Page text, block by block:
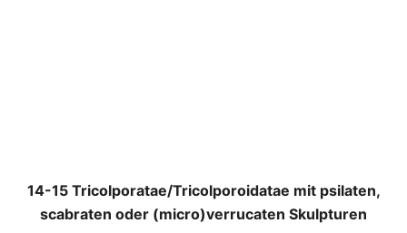
14-15 Tricolporatae/Tricolporoidatae mit psilaten,
scabraten oder (micro)verrucaten Skulpturen